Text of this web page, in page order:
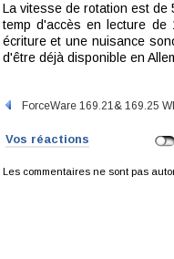
La vitesse de rotation est de
temp d'accès en lecture de
écriture et une nuisance
d'être déjà disponible en
ForceWare 169.21& 169.25
Vos réactions
Les commentaires ne sont pas